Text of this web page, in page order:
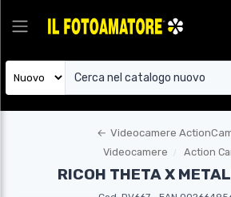
← Videocamere
Videocamere
Action
RICOH THETA X